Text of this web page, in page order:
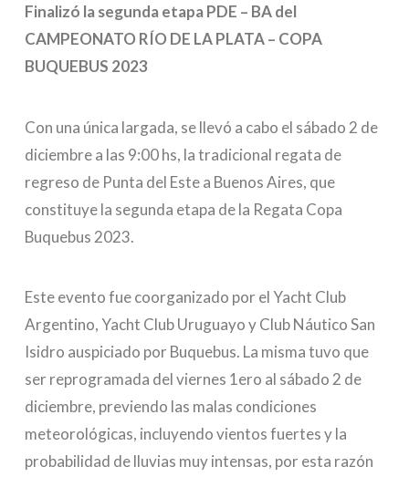
Finalizó la segunda etapa PDE – BA del
CAMPEONATO RÍO DE LA PLATA – COPA
BUQUEBUS 2023
Con una única largada, se llevó a cabo el sábado 2 de
diciembre a las 9:00 hs, la tradicional regata de
regreso de Punta del Este a Buenos Aires, que
constituye la segunda etapa de la Regata Copa
Buquebus 2023.
Este evento fue coorganizado por el Yacht Club
Argentino, Yacht Club Uruguayo y Club Náutico San
Isidro auspiciado por Buquebus. La misma tuvo que
ser reprogramada del viernes 1ero al sábado 2 de
diciembre, previendo las malas condiciones
meteorológicas, incluyendo vientos fuertes y la
probabilidad de lluvias muy intensas, por esta razón